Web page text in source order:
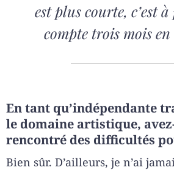
est plus courte, c’est
compte trois mois
En tant qu’indépendante
le domaine artistique,
rencontré des difficultés
Bien sûr. D’ailleurs, je n’ai